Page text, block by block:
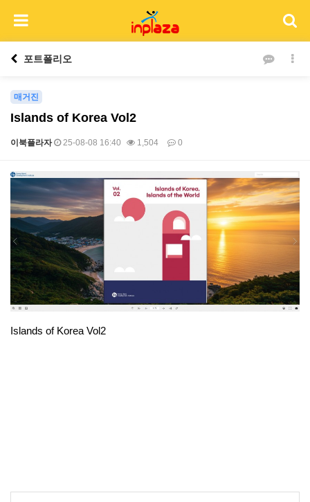
포트폴리오
매거진
Islands of Korea Vol2
이북플라자 25-08-08 16:40 1,504 0
본문
Islands of Korea Vol2